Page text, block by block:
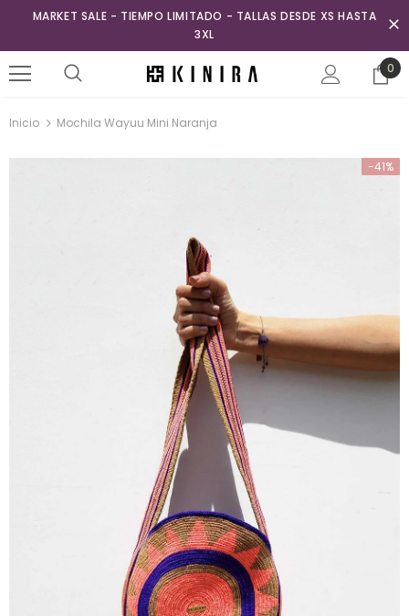
MARKET SALE - TIEMPO LIMITADO - TALLAS DESDE XS HASTA
3XL
0
Inicio Mochila Wayuu Mini Naranja
-41%